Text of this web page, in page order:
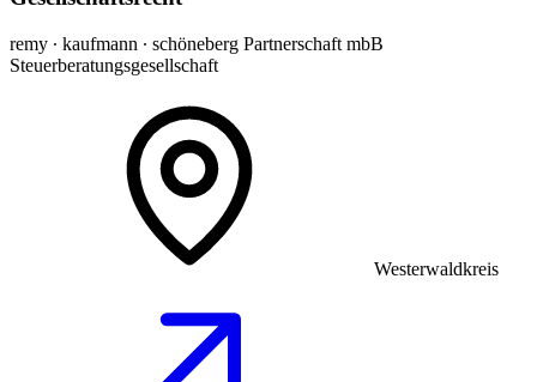
remy ∙ kaufmann ∙ schöneberg Partnerschaft mbB
Steuerberatungsgesellschaft
Westerwaldkreis